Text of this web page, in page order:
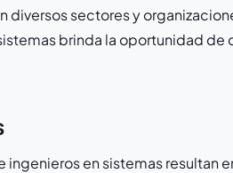
diversos sectores y
brinda la oportunidad
en sistemas resultan